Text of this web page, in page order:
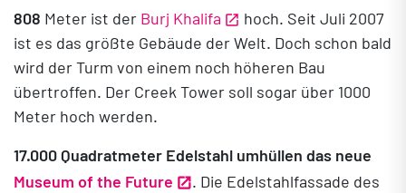
808 Meter ist der Burj Khalifa
hoch. Seit Juli 2007
ist es das größte Gebäude der Welt. Doch schon bald
wird der Turm von einem noch höheren Bau
übertroffen. Der Creek Tower soll sogar über 1000
Meter hoch werden.
17.000 Quadratmeter Edelstahl umhüllen das neue
Museum of the Future
. Die Edelstahlfassade des